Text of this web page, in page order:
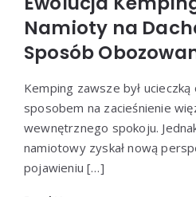
Namioty na
Sposób
Kemping zawsze był
sposobem na zacieśnienie
wewnętrznego spokoju.
namiotowy zyskał nową
pojawieniu […]